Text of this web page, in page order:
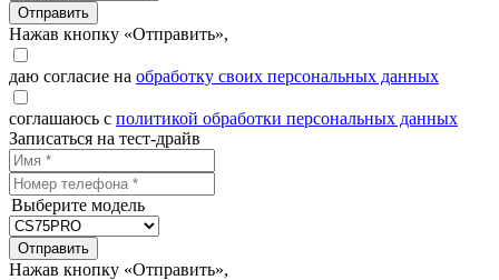
Отправить
Нажав кнопку «Отправить»,
даю согласие на обработку своих персональных данных
соглашаюсь с политикой обработки персональных данных
Записаться на тест-драйв
Выберите модель
Отправить
Нажав кнопку «Отправить»,